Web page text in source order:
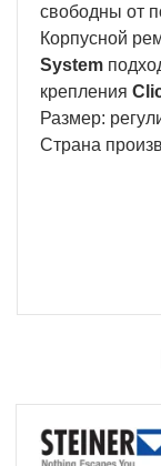
свободны от
Корпусной
System
крепления
Размер:
Страна